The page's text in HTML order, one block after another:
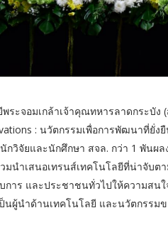
ระจอมเกล้าเจ้าคุณทหารลาดกระบัง
: นวัตกรรมเพื่อการพัฒนาที่ยั่
กวิจัยและนักศึกษา สจล. กว่า 1 พันผ
มนำเสนอเทรนส์เทคโนโลยีที่น่าจับ
การ และประชาชนทั่วไปให้ความสน
นผู้นำด้านเทคโนโลยี และนวัตกรรมข